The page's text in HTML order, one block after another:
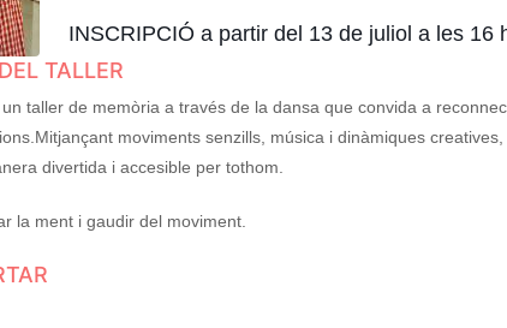
INSCRIPCIÓ a partir del 13 de juliol a les 16
TALLER
taller de memòria a través de la dansa que convida a
moviments senzills, música i dinàmiques
divertida i accesible per tothom.
la ment i gaudir del moviment.